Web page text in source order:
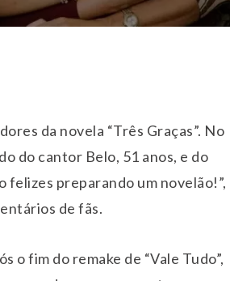
da novela “Três Graças”. No
do cantor Belo, 51 anos, e do
felizes preparando um novelão!”,
de fãs.
o fim do remake de “Vale Tudo”,